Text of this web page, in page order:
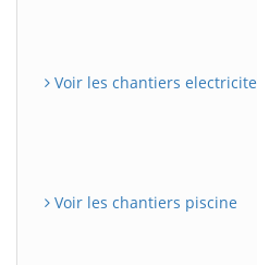
Voir les chantiers electricite
Voir les chantiers piscine